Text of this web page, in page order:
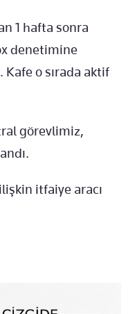
1 hafta sonra
denetimine
o sırada aktif
görevlimiz,
itfaiye aracı